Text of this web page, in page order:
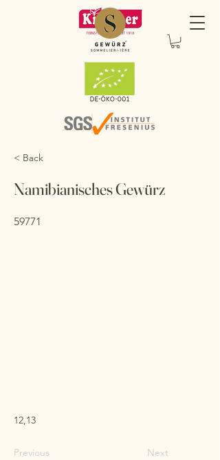
< Back
Namibianisches Gewürz
59771
12,13
Previous Next